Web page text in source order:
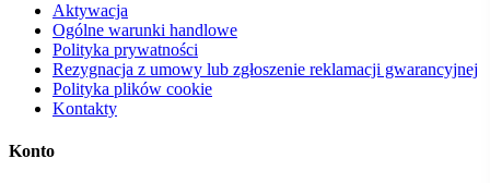
Aktywacja
Ogólne warunki handlowe
Polityka prywatności
Rezygnacja z umowy lub zgłoszenie reklamacji gwarancyjnej
Polityka plików cookie
Kontakty
Konto